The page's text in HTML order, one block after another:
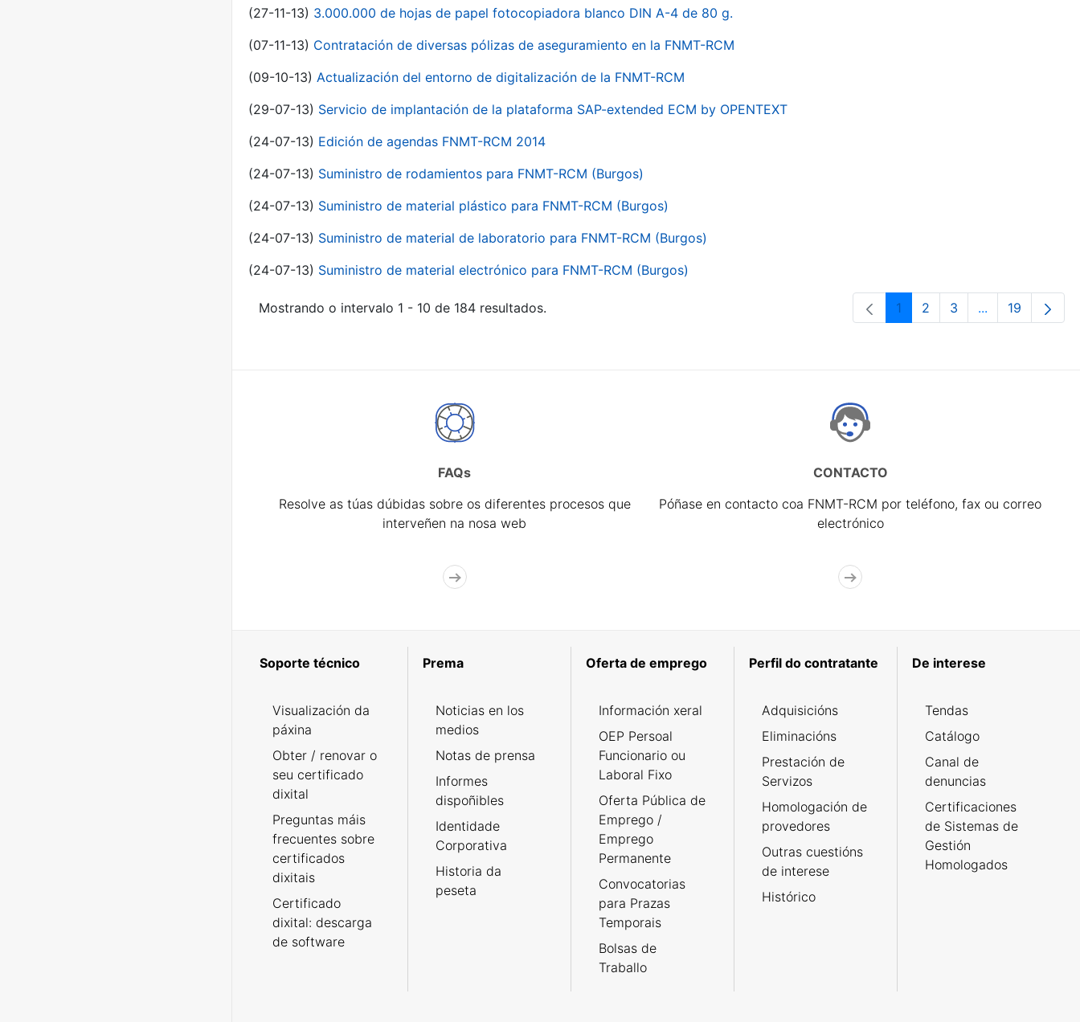
(27-11-13) 3.000.000 de hojas de papel fotocopiadora blanco DIN A-4 de 80 g.
(07-11-13) Contratación de diversas pólizas de aseguramiento en la FNMT-RCM
(09-10-13) Actualización del entorno de digitalización de la FNMT-RCM
(29-07-13) Servicio de implantación de la plataforma SAP-extended ECM by OPENTEXT
(24-07-13) Edición de agendas FNMT-RCM 2014
(24-07-13) Suministro de rodamientos para FNMT-RCM (Burgos)
(24-07-13) Suministro de material plástico para FNMT-RCM (Burgos)
(24-07-13) Suministro de material de laboratorio para FNMT-RCM (Burgos)
(24-07-13) Suministro de material electrónico para FNMT-RCM (Burgos)
Mostrando o intervalo 1 - 10 de 184 resultados. Páxina
1 Páxina
2 Páxina
3 ...PáxinasPáxina
19
FAQs
Resolve as túas dúbidas sobre os diferentes procesos que
interveñen na nosa web
CONTACTO
Póñase en contacto coa FNMT-RCM por teléfono, fax ou correo
electrónico
Soporte técnico
Visualización da
páxina
Obter / renovar o
seu certificado
dixital
Preguntas máis
frecuentes sobre
certificados
dixitais
Certificado
dixital: descarga
de software
Prema
Noticias en los
medios
Notas de prensa
Informes
dispoñibles
Identidade
Corporativa
Historia da
peseta
Oferta de emprego
Información xeral
OEP Persoal
Funcionario ou
Laboral Fixo
Oferta Pública de
Emprego /
Emprego
Permanente
Convocatorias
para Prazas
Temporais
Bolsas de
Traballo
Perfil do contratante
Adquisicións
Eliminacións
Prestación de
Servizos
Homologación de
provedores
Outras cuestións
de interese
Histórico
De interese
Tendas
Catálogo
Canal de
denuncias
Certificaciones
de Sistemas de
Gestión
Homologados